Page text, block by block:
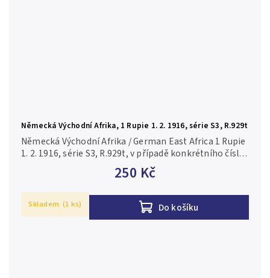
Německá Východní Afrika, 1 Rupie 1. 2. 1916, série S3, R.929t
250 Kč
Do košíku
Německá Východní Afrika / German East Africa 1 Rupie
1. 2. 1916, série S3, R.929t, v případě konkrétního čísla
je foto pouze ilustrační 0-/AU-
Skladem (1 ks)